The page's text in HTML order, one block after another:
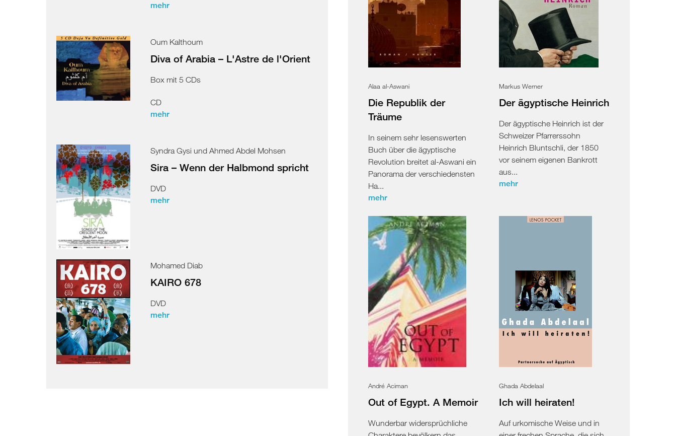
mehr
Oum Kalthoum
Diva of Arabia – L'Astre de l'Orient
Box mit 5 CDs
CD
mehr
Syndra Gysi und Ahmed Abdel Mohsen
Sira – Wenn der Halbmond spricht
DVD
mehr
Mohamed Diab
KAIRO 678
DVD
mehr
Alaa al-Aswani
Die Republik der
Träume
In seinem sehr lesenswerten
Buch über die ägyptische
Revolution breitet al-Aswani ein
Panorama der verschiedensten
Ha...
mehr
Markus Werner
Der ägyptische Heinrich
Der ägyptische Heinrich ist der
Schweizer Pfarrerssohn
Heinrich Bluntschli, der 1850
vor seinem eigenen Bankrott
aus...
mehr
André Aciman
Out of Egypt. A Memoir
Wunderbar widersprüchliche
Ghada Abdelaal
Ich will heiraten!
Auf urkomische Weise und in